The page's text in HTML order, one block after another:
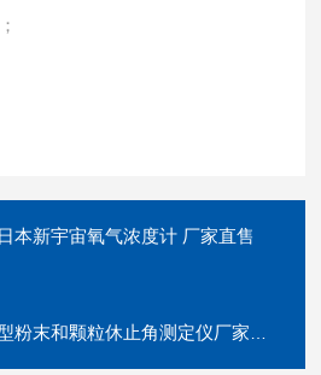
本新宇宙氧气浓度计 厂家直售
粉末和颗粒休止角测定仪厂家直销